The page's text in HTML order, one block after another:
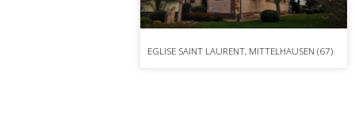
EGLISE SAINT LAURENT, MITTELHAUSEN (67)